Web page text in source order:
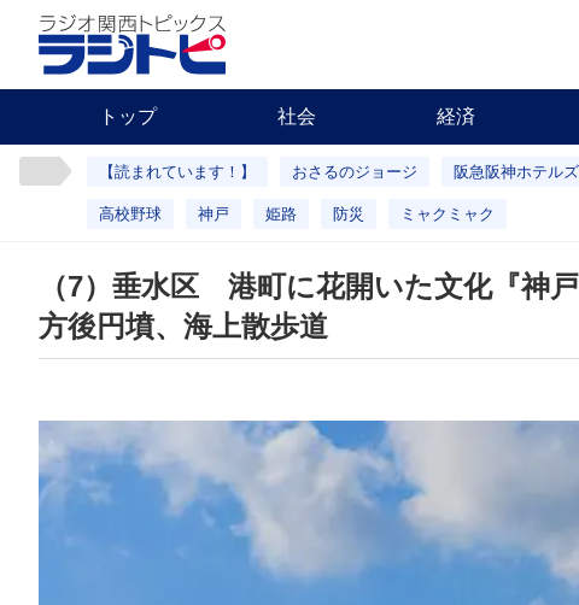
トップ 社会 経済
【読まれています！】 おさるのジョージ 阪急阪神ホテルズ
高校野球 神戸 姫路 防災 ミャクミャク
（7）垂水区 港町に花開いた文化『神
方後円墳、海上散歩道